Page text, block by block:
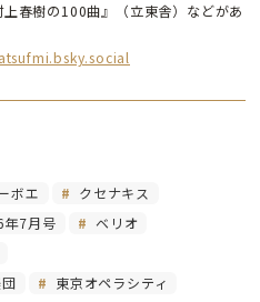
春樹の100曲』（立東舎）などがあ
ボエ
クセナキス
7月号
ベリオ
東京オペラシティ